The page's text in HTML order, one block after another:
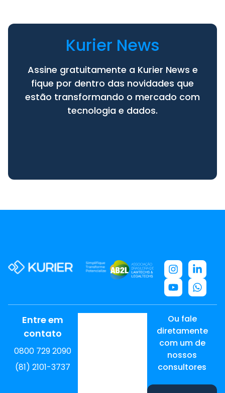
Kurier News
Assine gratuitamente a Kurier News e
fique por dentro das novidades que
estão transformando o mercado com
tecnologia e dados.
Entre em
contato
0800 729 2090
(81) 2101-3737
Ou fale
diretamente
com um de
nossos
consultores